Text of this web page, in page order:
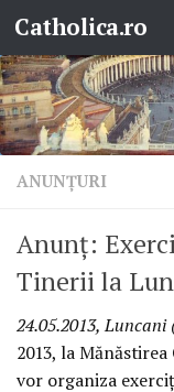
Skip to content
Catholica.ro
ANUNŢURI
Anunţ:
Tinerii la
24.05.2013, Luncani
2013, la
vor organiza